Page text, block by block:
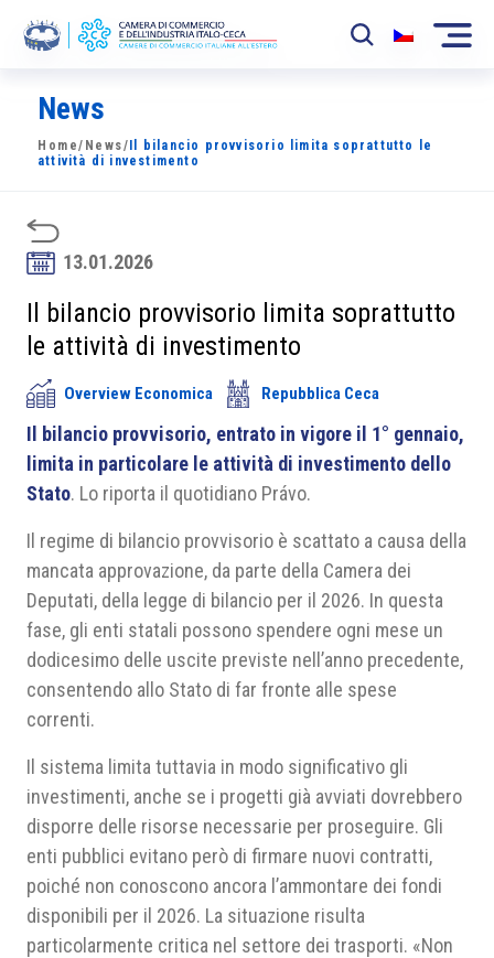
La Camera
News
Sviluppo Mercato
Soci
Partner
Progetti
Area riservata
News
Home/ News/ Il bilancio provvisorio limita soprattutto le
attività di investimento
13.01.2026
Il bilancio provvisorio limita soprattutto
le attività di investimento
Overview Economica Repubblica Ceca
Il bilancio provvisorio, entrato in vigore il 1° gennaio,
limita in particolare le attività di investimento dello
Stato. Lo riporta il quotidiano Právo.
Il regime di bilancio provvisorio è scattato a causa della
mancata approvazione, da parte della Camera dei
Deputati, della legge di bilancio per il 2026. In questa
fase, gli enti statali possono spendere ogni mese un
dodicesimo delle uscite previste nell’anno precedente,
consentendo allo Stato di far fronte alle spese
correnti.
Il sistema limita tuttavia in modo significativo gli
investimenti, anche se i progetti già avviati dovrebbero
disporre delle risorse necessarie per proseguire. Gli
enti pubblici evitano però di firmare nuovi contratti,
poiché non conoscono ancora l’ammontare dei fondi
disponibili per il 2026. La situazione risulta
particolarmente critica nel settore dei trasporti. «Non